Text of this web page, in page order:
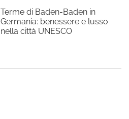
Terme di Baden-Baden in
Germania: benessere e lusso
nella città UNESCO